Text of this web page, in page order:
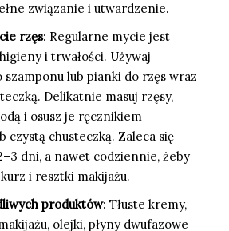
związanie i utwardzenie.
rzęs: Regularne mycie jest
i trwałości. Używaj
szamponu lub pianki do rzęs wraz
Delikatnie masuj rzęsy,
i osusz je ręcznikiem
czystą chusteczką. Zaleca się
dni, a nawet codziennie, żeby
i resztki makijażu.
produktów: Tłuste kremy,
olejki, płyny dwufazowe